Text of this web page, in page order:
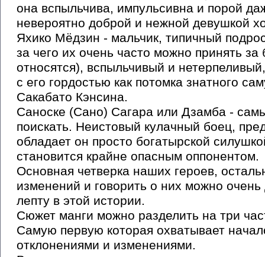
она вспыльчива, импульсивна и порой
невероятно доброй и нежной девушкой
Яхико Мёдзин - мальчик, типичный
за чего их очень часто можно принять
относятся), вспыльчивый и
с его гордостью как потомка знатного
Сакабато Кэнсина.
Саноске (Сано) Сагара или Дзамба -
поискать. Неистовый кулачный боец,
обладает он просто богатырской
становится крайне опасным оппонентом.
Основная четверка наших героев,
изменений и говорить о них можно
лепту в этой истории.
Сюжет манги можно разделить на три
Самую первую которая охватывает
отклонениями и изменениями.